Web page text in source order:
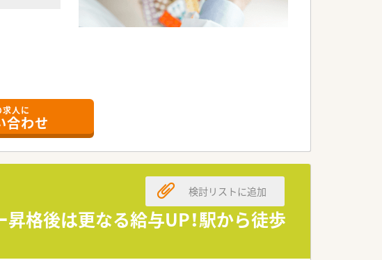
しております。
められています。
求人に
合わせ
格後は更なる給与UP！駅から徒歩
検討リストに追加